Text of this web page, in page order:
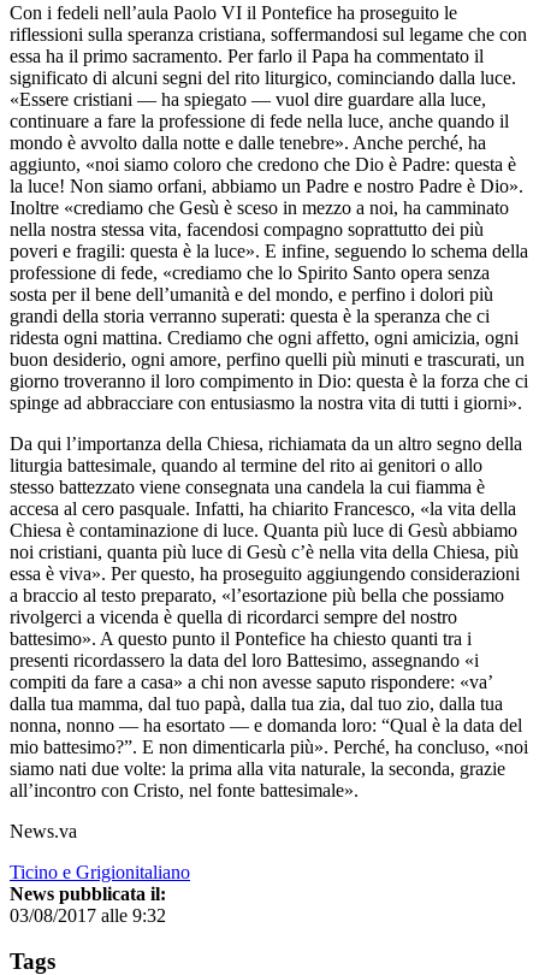
Con i fedeli nell’aula Paolo VI il Pontefice ha proseguito le
riflessioni sulla speranza cristiana, soffermandosi sul legame che con
essa ha il primo sacramento. Per farlo il Papa ha commentato il
significato di alcuni segni del rito liturgico, cominciando dalla luce.
«Essere cristiani — ha spiegato — vuol dire guardare alla luce,
continuare a fare la professione di fede nella luce, anche quando il
mondo è avvolto dalla notte e dalle tenebre». Anche perché, ha
aggiunto, «noi siamo coloro che credono che Dio è Padre: questa è
la luce! Non siamo orfani, abbiamo un Padre e nostro Padre è Dio».
Inoltre «crediamo che Gesù è sceso in mezzo a noi, ha camminato
nella nostra stessa vita, facendosi compagno soprattutto dei più
poveri e fragili: questa è la luce». E infine, seguendo lo schema della
professione di fede, «crediamo che lo Spirito Santo opera senza
sosta per il bene dell’umanità e del mondo, e perfino i dolori più
grandi della storia verranno superati: questa è la speranza che ci
ridesta ogni mattina. Crediamo che ogni affetto, ogni amicizia, ogni
buon desiderio, ogni amore, perfino quelli più minuti e trascurati, un
giorno troveranno il loro compimento in Dio: questa è la forza che ci
spinge ad abbracciare con entusiasmo la nostra vita di tutti i giorni».
Da qui l’importanza della Chiesa, richiamata da un altro segno della
liturgia battesimale, quando al termine del rito ai genitori o allo
stesso battezzato viene consegnata una candela la cui fiamma è
accesa al cero pasquale. Infatti, ha chiarito Francesco, «la vita della
Chiesa è contaminazione di luce. Quanta più luce di Gesù abbiamo
noi cristiani, quanta più luce di Gesù c’è nella vita della Chiesa, più
essa è viva». Per questo, ha proseguito aggiungendo considerazioni
a braccio al testo preparato, «l’esortazione più bella che possiamo
rivolgerci a vicenda è quella di ricordarci sempre del nostro
battesimo». A questo punto il Pontefice ha chiesto quanti tra i
presenti ricordassero la data del loro Battesimo, assegnando «i
compiti da fare a casa» a chi non avesse saputo rispondere: «va’
dalla tua mamma, dal tuo papà, dalla tua zia, dal tuo zio, dalla tua
nonna, nonno — ha esortato — e domanda loro: “Qual è la data del
mio battesimo?”. E non dimenticarla più». Perché, ha concluso, «noi
siamo nati due volte: la prima alla vita naturale, la seconda, grazie
all’incontro con Cristo, nel fonte battesimale».
News.va
Ticino e Grigionitaliano
News pubblicata il:
03/08/2017 alle 9:32
Tags